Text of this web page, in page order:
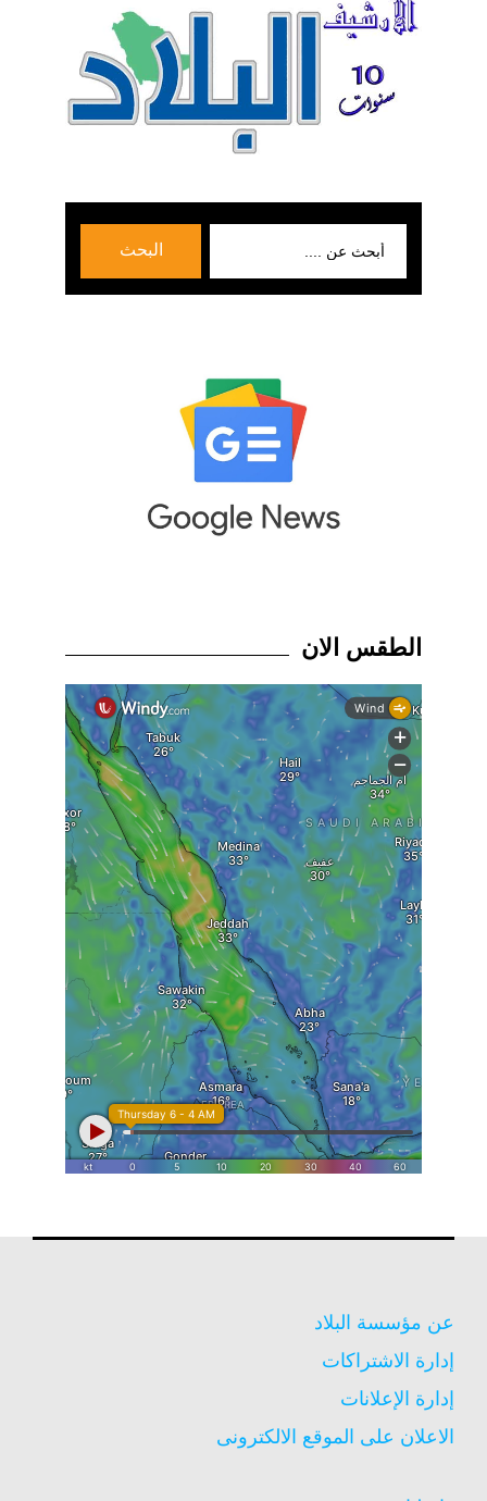
البحث
الطقس الان
عن مؤسسة البلاد
إدارة الاشتراكات
إدارة الإعلانات
الاعلان على الموقع الالكترونى